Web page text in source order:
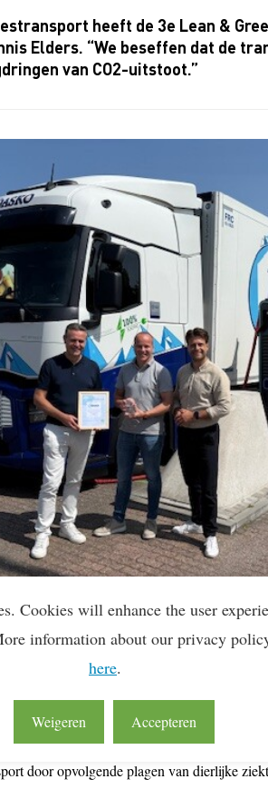
heeft de 3e Lean &
Elders. “We beseffen dat de
van CO2-uitstoot.”
levensmiddelen bedrijf
levendevarkensen levendrundvlees. Eind
dooropvolgendeplagenvandierlijke
Cookies will enhance the user
information about our privacy
here.
Weigeren Accepteren